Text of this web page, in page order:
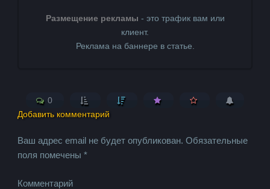
Размещение рекламы - это трафик вам или
клиент.
Реклама на баннере в статье.
0
Добавить комментарий
Ваш адрес email не будет опубликован. Обязательные
поля помечены*
Комментарий